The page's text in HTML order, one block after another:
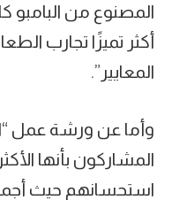
المصنوع من البامبو
أكثر تميزًا تجارب
المعايير”.
وأما عن ورشة عمل
المشاركون بأنها
استحسانهم حيث